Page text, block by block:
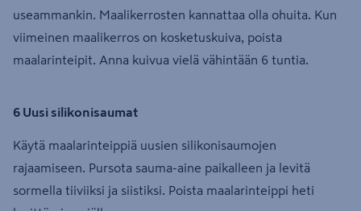
useammankin. Maalikerrosten kannattaa olla ohuita. Kun
viimeinen maalikerros on kosketuskuiva, poista
maalarinteipit. Anna kuivua vielä vähintään 6 tuntia.
6 Uusi silikonisaumat
Käytä maalarinteippiä uusien silikonisaumojen
rajaamiseen. Pursota sauma-aine paikalleen ja levitä
sormella tiiviiksi ja siistiksi. Poista maalarinteippi heti